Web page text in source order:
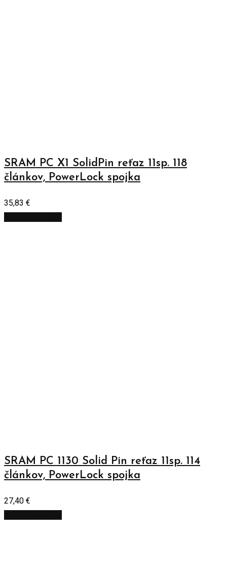
SRAM PC X1 SolidPin reťaz 11sp. 118
článkov, PowerLock spojka
35,83 €
SRAM PC 1130 Solid Pin reťaz 11sp. 114
článkov, PowerLock spojka
27,40 €